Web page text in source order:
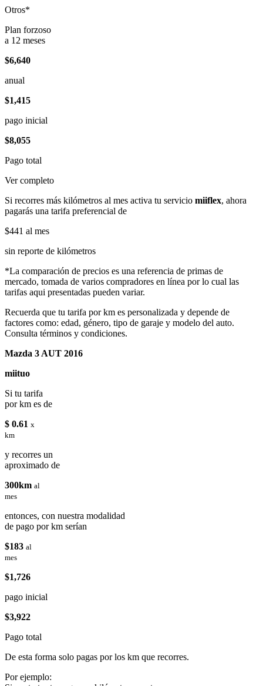
Otros*
Plan forzoso
a 12 meses
$6,640
anual
$1,415
pago inicial
$8,055
Pago total
Ver completo
Si recorres más kilómetros al mes activa tu servicio miiflex, ahora
pagarás una tarifa preferencial de
$441 al mes
sin reporte de kilómetros
*La comparación de precios es una referencia de primas de
mercado, tomada de varios compradores en línea por lo cual las
tarifas aqui presentadas pueden variar.
Recuerda que tu tarifa por km es personalizada y depende de
factores como: edad, género, tipo de garaje y modelo del auto.
Consulta términos y condiciones.
Mazda 3 AUT 2016
miituo
Si tu tarifa
por km es de
$ 0.61 x
km
y recorres un
aproximado de
300km al
mes
entonces, con nuestra modalidad
de pago por km serían
$183 al
mes
$1,726
pago inicial
$3,922
Pago total
De esta forma solo pagas por los km que recorres.
Por ejemplo: